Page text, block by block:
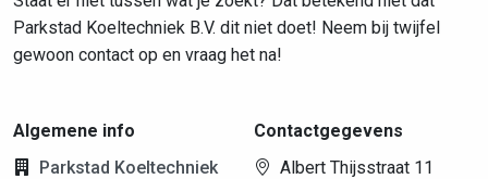
Parkstad Koeltechniek B.V. dit niet doet! Neem bij twijfel
gewoon contact op en vraag het na!
Algemene info
Parkstad Koeltechniek
Contactgegevens
Albert Thijsstraat 11